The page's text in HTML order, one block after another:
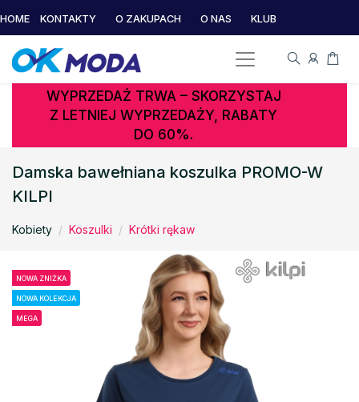
HOME KONTAKTY O ZAKUPACH O NAS KLUB
WYPRZEDAŻ TRWA – SKORZYSTAJ
Z LETNIEJ WYPRZEDAŻY, RABATY
DO 60%.
Damska bawełniana koszulka PROMO-W
KILPI
Kobiety Koszulki Krótki rękaw
NOWA ZNIŻKA
NOWA KOLEKCJA
MEGA